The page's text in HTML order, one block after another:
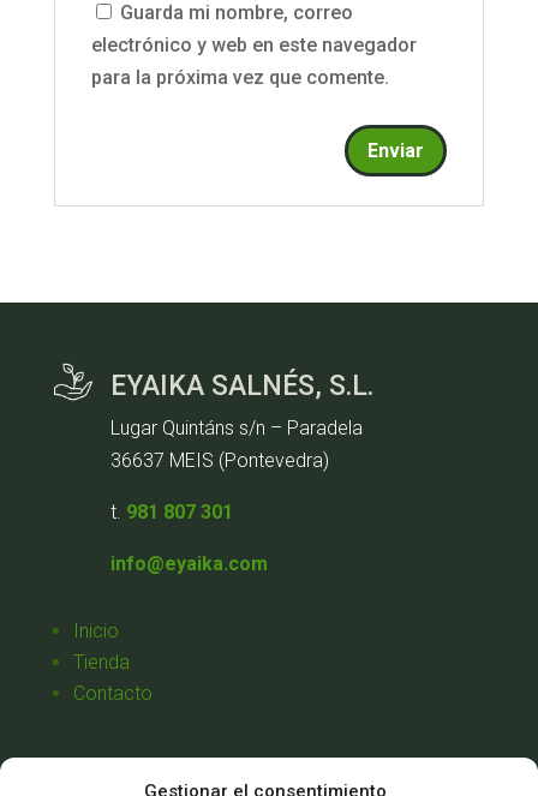
Gestionar el consentimiento
Guarda mi nombre, correo
electrónico y web en este navegador
para la próxima vez que comente.
EYAIKA SALNÉS, S.L.
Lugar Quintáns s/n – Paradela
36637 MEIS (Pontevedra)
t. 981 807 301
info@eyaika.com
Inicio
Tienda
Contacto
Aviso Legal